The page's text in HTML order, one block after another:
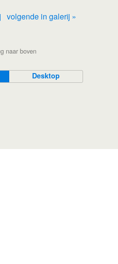
volgende in galerij »
naar boven
Desktop